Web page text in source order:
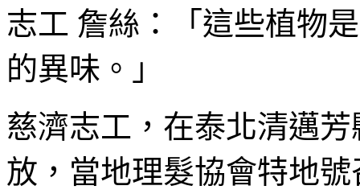
志工 詹絲：「這些植物
的異味。」
慈濟志工，在泰北清邁
放，當地理髮協會特地